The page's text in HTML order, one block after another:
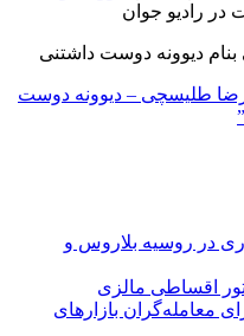
در رادیو جوان
طلیسچی – دیوونه دوست
در روسیه بلاروس و
تور اقساطی مالزی
معامله‌گران بازارهای